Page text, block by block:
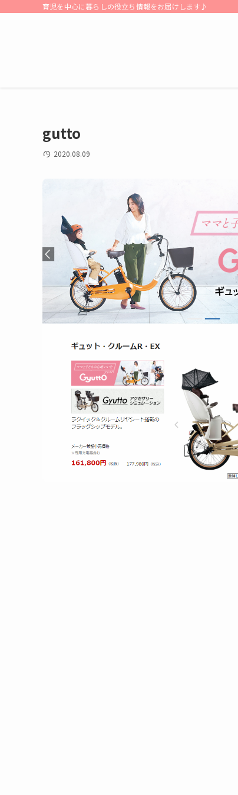
育児を中心に暮らしの役立ち情報をお届けします♪
gutto
2020.08.09